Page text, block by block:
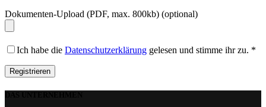
Dokumenten-Upload (PDF, max. 800kb) (optional)
Ich habe die Datenschutzerklärung gelesen und stimme ihr zu. *
Registrieren